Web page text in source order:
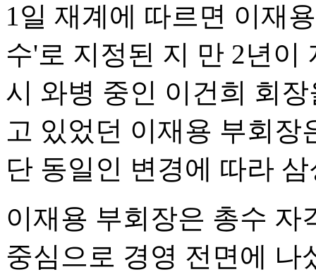
1일 재계에 따르면 이재
수'로 지정된 지 만 2년이
시 와병 중인 이건희 회
고 있었던 이재용 부회
단 동일인 변경에 따라
이재용 부회장은 총수
중심으로 경영 전면에 나